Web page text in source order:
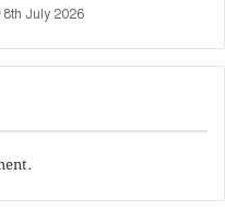
8th July 2026